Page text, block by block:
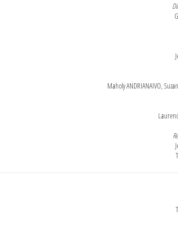
Maholy ANDRIANAIVO,